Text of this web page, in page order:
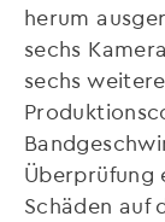
herum
sechs
sechs
Überprüfung
Schäden auf